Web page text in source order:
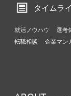
タイムラ
就活ノウハウ 選考
転職相談
企業マン